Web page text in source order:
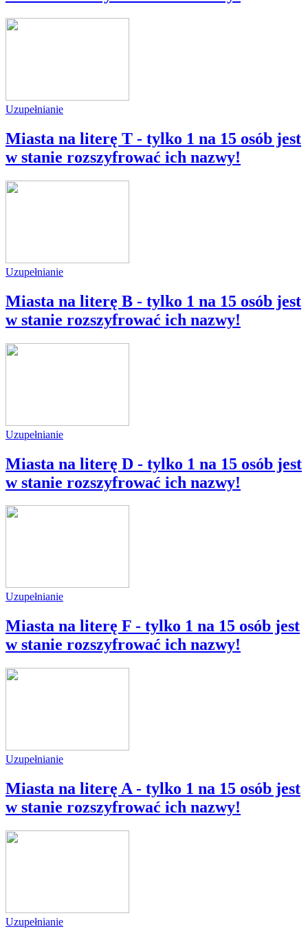
Uzupełnianie
Miasta na literę T - tylko 1 na 15 osób jest
w stanie rozszyfrować ich nazwy!
Uzupełnianie
Miasta na literę B - tylko 1 na 15 osób jest
w stanie rozszyfrować ich nazwy!
Uzupełnianie
Miasta na literę D - tylko 1 na 15 osób jest
w stanie rozszyfrować ich nazwy!
Uzupełnianie
Miasta na literę F - tylko 1 na 15 osób jest
w stanie rozszyfrować ich nazwy!
Uzupełnianie
Miasta na literę A - tylko 1 na 15 osób jest
w stanie rozszyfrować ich nazwy!
Uzupełnianie